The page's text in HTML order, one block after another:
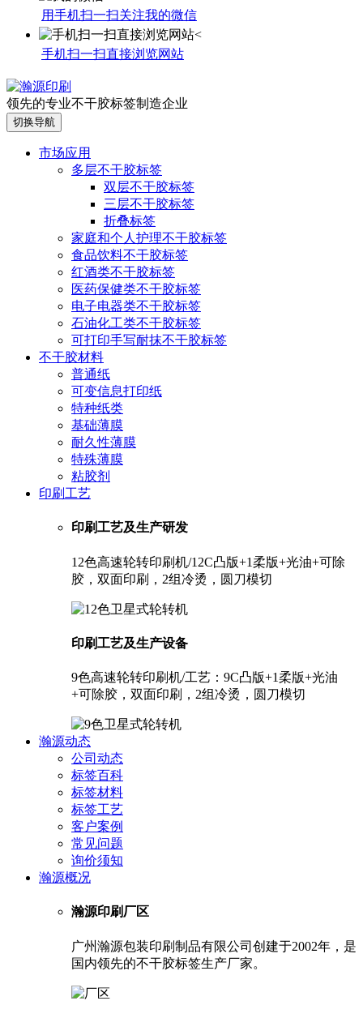
用手机扫一扫关注我的微信
手机扫一扫直接浏览网站
领先的专业不干胶标签制造企业
切换导航
市场应用
多层不干胶标签
双层不干胶标签
三层不干胶标签
折叠标签
家庭和个人护理不干胶标签
食品饮料不干胶标签
红酒类不干胶标签
医药保健类不干胶标签
电子电器类不干胶标签
石油化工类不干胶标签
可打印手写耐抹不干胶标签
不干胶材料
普通纸
可变信息打印纸
特种纸类
基础薄膜
耐久性薄膜
特殊薄膜
粘胶剂
印刷工艺
印刷工艺及生产研发
12色高速轮转印刷机/12C凸版+1柔版+光油+可除
胶，双面印刷，2组冷烫，圆刀模切
印刷工艺及生产设备
9色高速轮转印刷机/工艺：9C凸版+1柔版+光油
+可除胶，双面印刷，2组冷烫，圆刀模切
瀚源动态
公司动态
标签百科
标签材料
标签工艺
客户案例
常见问题
询价须知
瀚源概况
瀚源印刷厂区
广州瀚源包装印刷制品有限公司创建于2002年，是
国内领先的不干胶标签生产厂家。